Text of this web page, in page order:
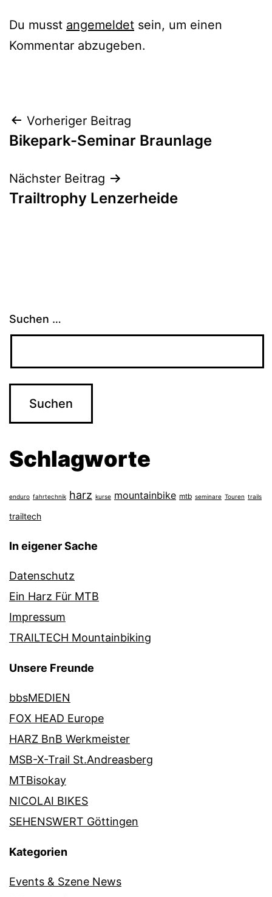
Du musst angemeldet sein, um einen
Kommentar abzugeben.
Beitragsnavigation
Vorheriger Beitrag
Bikepark-Seminar Braunlage
Nächster Beitrag
Trailtrophy Lenzerheide
Suchen …
Schlagworte
enduro fahrtechnik harz kurse mountainbike mtb seminare Touren trails
trailtech
In eigener Sache
Datenschutz
Ein Harz Für MTB
Impressum
TRAILTECH Mountainbiking
Unsere Freunde
bbsMEDIEN
FOX HEAD Europe
HARZ BnB Werkmeister
MSB-X-Trail St.Andreasberg
MTBisokay
NICOLAI BIKES
SEHENSWERT Göttingen
Kategorien
Events & Szene News